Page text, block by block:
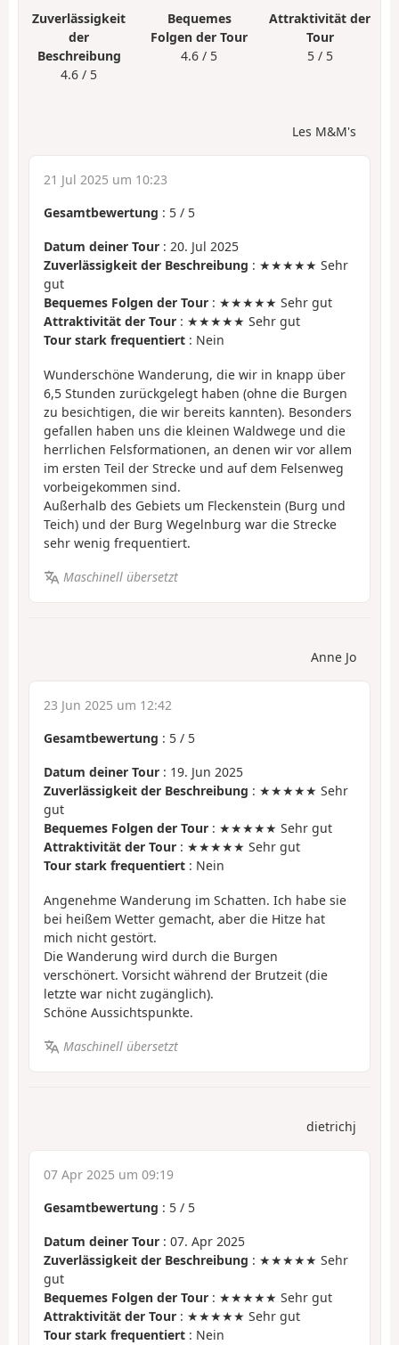
Zuverlässigkeit
der
Beschreibung
4.6 / 5
Bequemes
Folgen der Tour
4.6 / 5
Attraktivität der
Tour
5 / 5
Les M&M's
21 Jul 2025 um 10:23
Gesamtbewertung : 5 / 5
Datum deiner Tour : 20. Jul 2025
Zuverlässigkeit der Beschreibung : ★★★★★ Sehr
gut
Bequemes Folgen der Tour : ★★★★★ Sehr gut
Attraktivität der Tour : ★★★★★ Sehr gut
Tour stark frequentiert : Nein
Wunderschöne Wanderung, die wir in knapp über
6,5 Stunden zurückgelegt haben (ohne die Burgen
zu besichtigen, die wir bereits kannten). Besonders
gefallen haben uns die kleinen Waldwege und die
herrlichen Felsformationen, an denen wir vor allem
im ersten Teil der Strecke und auf dem Felsenweg
vorbeigekommen sind.
Außerhalb des Gebiets um Fleckenstein (Burg und
Teich) und der Burg Wegelnburg war die Strecke
sehr wenig frequentiert.
Maschinell übersetzt
Anne Jo
23 Jun 2025 um 12:42
Gesamtbewertung : 5 / 5
Datum deiner Tour : 19. Jun 2025
Zuverlässigkeit der Beschreibung : ★★★★★ Sehr
gut
Bequemes Folgen der Tour : ★★★★★ Sehr gut
Attraktivität der Tour : ★★★★★ Sehr gut
Tour stark frequentiert : Nein
Angenehme Wanderung im Schatten. Ich habe sie
bei heißem Wetter gemacht, aber die Hitze hat
mich nicht gestört.
Die Wanderung wird durch die Burgen
verschönert. Vorsicht während der Brutzeit (die
letzte war nicht zugänglich).
Schöne Aussichtspunkte.
Maschinell übersetzt
dietrichj
07 Apr 2025 um 09:19
Gesamtbewertung : 5 / 5
Datum deiner Tour : 07. Apr 2025
Zuverlässigkeit der Beschreibung : ★★★★★ Sehr
gut
Bequemes Folgen der Tour : ★★★★★ Sehr gut
Attraktivität der Tour : ★★★★★ Sehr gut
Tour stark frequentiert : Nein